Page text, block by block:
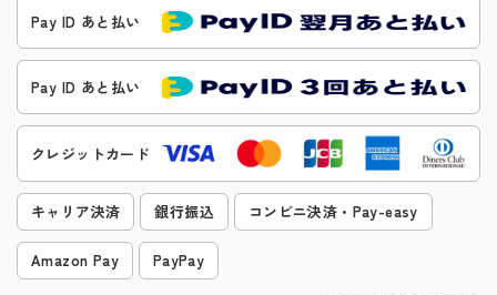
Pay ID あと払い
Pay ID あと払い
クレジットカード
キャリア決済 銀行振込 コンビニ決済・Pay-easy
Amazon Pay PayPay